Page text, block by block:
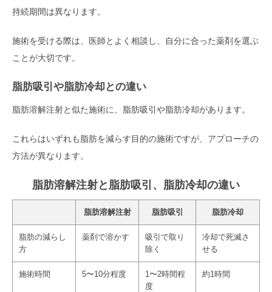
持続期間は異なります。
施術を受ける際は、医師とよく相談し、自分に合った薬剤を選ぶ
ことが大切です。
脂肪吸引や脂肪冷却との違い
脂肪溶解注射と似た施術に、脂肪吸引や脂肪冷却があります。
これらはいずれも脂肪を減らす目的の施術ですが、アプローチの
方法が異なります。
脂肪溶解注射と脂肪吸引、脂肪冷却の違い
脂肪溶解注射 脂肪吸引 脂肪冷却
脂肪の減らし
方
薬剤で溶かす
吸引で取り
除く
冷却で死滅さ
せる
施術時間 5〜10分程度
1〜2時間程
度
約1時間